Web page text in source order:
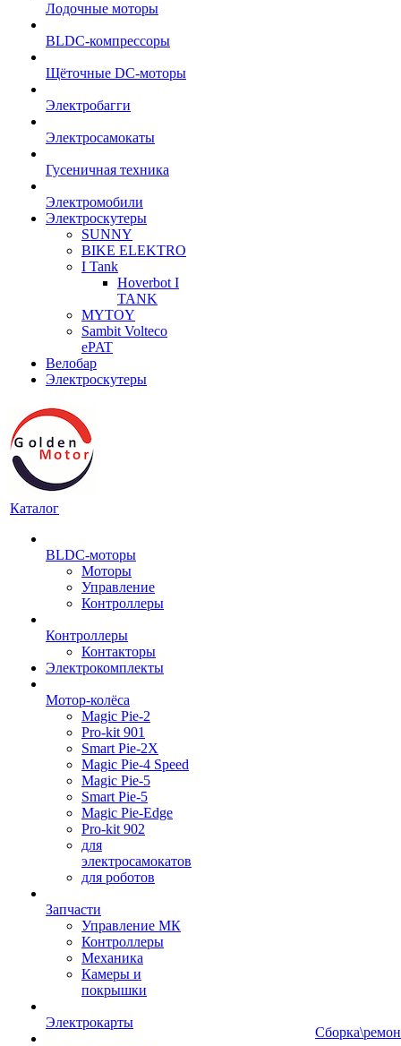
Лодочные моторы
BLDC-компрессоры
Щёточные DC-моторы
Электробагги
Электросамокаты
Гусеничная техника
Электромобили
Электроскутеры
SUNNY
BIKE ELEKTRO
I Tank
Hoverbot I
TANK
MYTOY
Sambit Volteco
ePAT
Велобар
Электроскутеры
Каталог
BLDC-моторы
Моторы
Управление
Контроллеры
Контроллеры
Контакторы
Электрокомплекты
Мотор-колёса
Magic Pie-2
Pro-kit 901
Smart Pie-2X
Magic Pie-4 Speed
Magic Pie-5
Smart Pie-5
Magic Pie-Edge
Pro-kit 902
для
электросамокатов
для роботов
Запчасти
Управление МК
Контроллеры
Механика
Камеры и
покрышки
Электрокарты